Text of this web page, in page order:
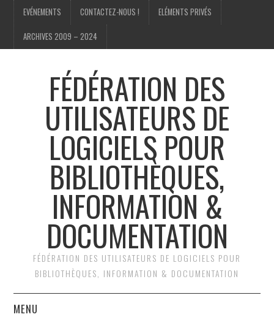
EVÉNEMENTS CONTACTEZ-NOUS ! ELÉMENTS PRIVÉS
ARCHIVES 2009 – 2024
FÉDÉRATION DES
UTILISATEURS DE
LOGICIELS POUR
BIBLIOTHÈQUES,
INFORMATION &
DOCUMENTATION
FÉDÉRATION DES UTILISATEURS DE LOGICIELS POUR
BIBLIOTHÈQUES, INFORMATION & DOCUMENTATION
MENU